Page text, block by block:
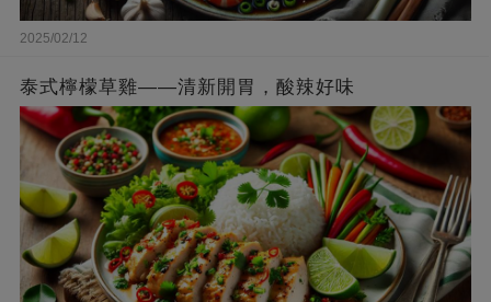
2025/02/12
泰式檸檬草雞——清新開胃，酸辣好味